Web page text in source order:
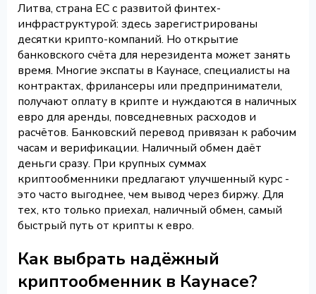
Литва, страна ЕС с развитой финтех-
инфраструктурой: здесь зарегистрированы
десятки крипто-компаний. Но открытие
банковского счёта для нерезидента может занять
время. Многие экспаты в Каунасе, специалисты на
контрактах, фрилансеры или предприниматели,
получают оплату в крипте и нуждаются в наличных
евро для аренды, повседневных расходов и
расчётов. Банковский перевод привязан к рабочим
часам и верификации. Наличный обмен даёт
деньги сразу. При крупных суммах
криптообменники предлагают улучшенный курс -
это часто выгоднее, чем вывод через биржу. Для
тех, кто только приехал, наличный обмен, самый
быстрый путь от крипты к евро.
Как выбрать надёжный
криптообменник в Каунасе?